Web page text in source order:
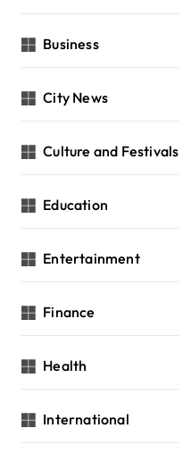
Business
City News
Culture and Festivals
Education
Entertainment
Finance
Health
International